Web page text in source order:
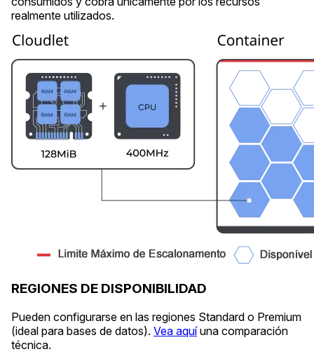
realmente utilizados.
REGIONES DE DISPONIBILIDAD
Pueden configurarse en las regiones Standard o Premium
(ideal para bases de datos). Vea aquíuna comparación
técnica.